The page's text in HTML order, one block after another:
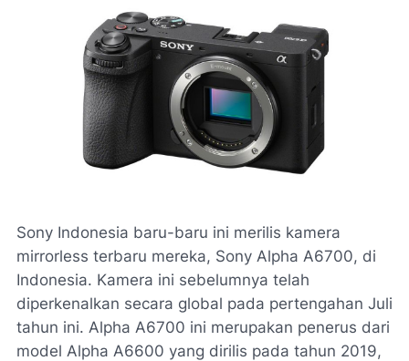
Sony Indonesia baru-baru ini merilis kamera
mirrorless terbaru mereka, Sony Alpha A6700, di
Indonesia. Kamera ini sebelumnya telah
diperkenalkan secara global pada pertengahan Juli
tahun ini. Alpha A6700 ini merupakan penerus dari
model Alpha A6600 yang dirilis pada tahun 2019,